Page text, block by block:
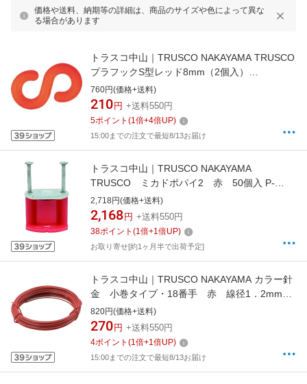
価格や送料、納期等の詳細は、商品のサイズや色によって異な
る場合があります
トラスコ中山｜TRUSCO NAKAYAMA TRUSCO
プラフックS型レッド8mm（2個入）
TCF8R3100
760円(価格+送料)
210 円 +送料550円
5ポイント (1倍+4倍UP)
15:00までの注文で最短8/13お届け
トラスコ中山｜TRUSCO NAKAYAMA
TRUSCO ミカドポパイ2 赤 50個入 P-
3020-50P-R
2,718円(価格+送料)
2,168 円 +送料550円
38ポイント (1倍+1倍UP)
お取り寄せ[約1ヶ月半で出荷予定]
トラスコ中山｜TRUSCO NAKAYAMA カラー針
金 小巻タイプ・18番手 赤 線径1．2mm
TCWS12R
820円(価格+送料)
270 円 +送料550円
4ポイント (1倍+1倍UP)
15:00までの注文で最短8/13お届け